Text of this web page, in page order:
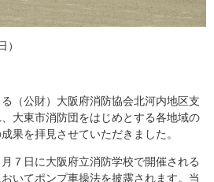
）
（公財）大阪府消防協会北河内地区支
大東市消防団をはじめとする各地域の
果を拝見させていただきました。
７日に大阪府立消防学校で開催される
いてポンプ車操法を披露されます。当